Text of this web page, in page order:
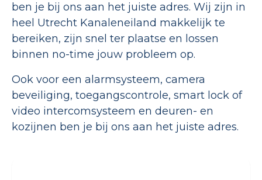
ben je bij ons aan het juiste adres. Wij zijn in
heel Utrecht Kanaleneiland makkelijk te
bereiken, zijn snel ter plaatse en lossen
binnen no-time jouw probleem op.
Ook voor een alarmsysteem, camera
beveiliging, toegangscontrole, smart lock of
video intercomsysteem en deuren- en
kozijnen ben je bij ons aan het juiste adres.